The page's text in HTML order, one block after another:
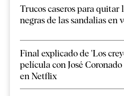
Trucos caseros para quitar
negras de las sandalias en
Final explicado de 'Los
película con José
en Netflix